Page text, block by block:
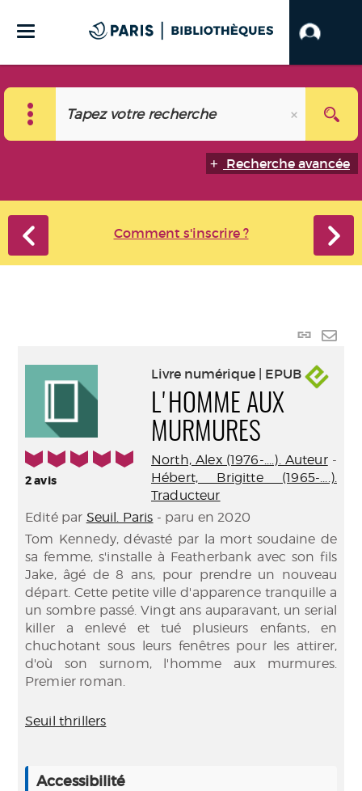
Recherche avancée
Comment s'inscrire ?
Lien
5/5
2avis
Livre numérique | EPUB
L'HOMME AUX
MURMURES
North, Alex (1976-....). Auteur-
Hébert, Brigitte (1965-....).
Traducteur
Edité par Seuil. Paris - paru en 2020
Tom Kennedy, dévasté par la mort soudaine de
sa femme, s'installe à Featherbank avec son fils
Jake, âgé de 8 ans, pour prendre un nouveau
départ. Cette petite ville d'apparence tranquille a
un sombre passé. Vingt ans auparavant, un serial
killer a enlevé et tué plusieurs enfants, en
chuchotant sous leurs fenêtres pour les attirer,
d'où son surnom, l'homme aux murmures.
Premier roman.
Seuil thrillers
Accessibilité